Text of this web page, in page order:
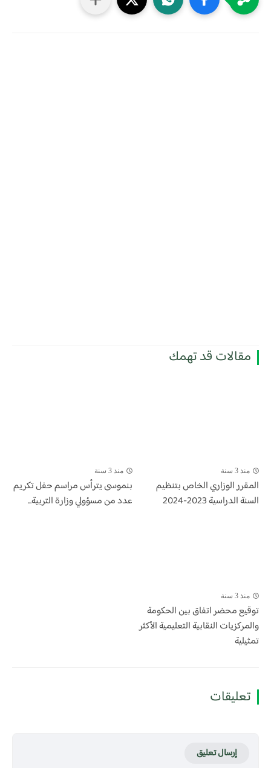
مقالات قد تهمك
منذ 3 سنة
المقرر الوزاري الخاص بتنظيم
السنة الدراسية 2023-2024
منذ 3 سنة
بنموسى يترأس مراسم حفل تكريم
عدد من مسؤولي وزارة التربية...
منذ 3 سنة
توقيع محضر اتفاق بين الحكومة
والمركزيات النقابية التعليمية الأكثر
تمثيلية
تعليقات
إرسال تعليق